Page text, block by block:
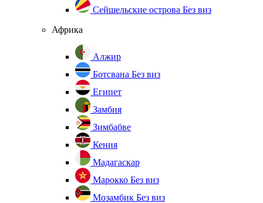
Сейшельские острова Без виз
Африка
Алжир
Ботсвана Без виз
Египет
Замбия
Зимбабве
Кения
Мадагаскар
Марокко Без виз
Мозамбик Без виз